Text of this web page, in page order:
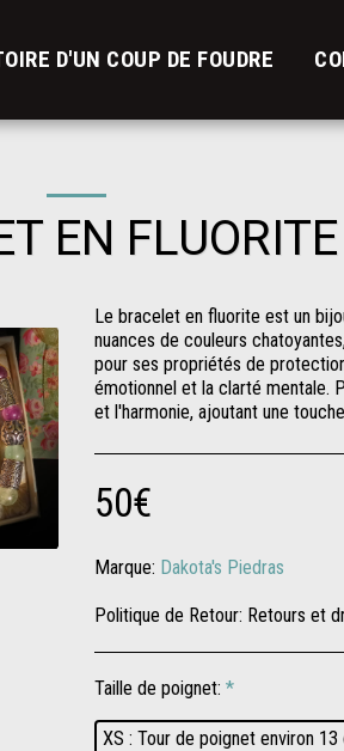
D'UN COUP DE FOUDRE
EN FLUORITE
Le bracelet en fluorite est un
nuances de couleurs
pour ses propriétés de
émotionnel et la clarté mentale.
et l'harmonie, ajoutant une
50€
Marque: Dakota's Piedras
Politique de Retour: Retours et droit de rétractation 4.1 Retours Jusqu&#039;à quatorze (14) jours après la date de livraison (cf. 3.3.3.), Nous vous laissons la possibilité de nous retourner les produits commandés qui ne vous donneraient pas entière satisfaction pour remboursement ou échange. Pour ce faire, vous devez impérativement informer le service client de Dakota&#039;s Piedras par écrit ou par téléphone (voir article 1.1 ci-dessus), de votre décision avant de nous retourner les produits, nous indiquer le motif de votre retour et suivre exactement le processus de retour que nous vous indiquerons. Votre demande de retour n&#039;est effective qu&#039;à partir du moment où Dakota&#039;s Piedras accuse réception par écrit de votre demande de retour. Dans le cas d’un retour pour remboursement, les frais de retour sont à votre charge. A réception de vos produits, nous vérifions qu&#039;ils sont en parfait état, puis nous en accusons réception. Ensuite, nous vous rembourserons le prix correspondant à la valeur des produits au plus tard quatorze (14) jours suivant la date à laquelle votre retour a été accepté par Dakota&#039;s Piedras, ainsi qu&#039;indiqué à l&#039;article 4.3 ci-après. 4.2 Conditions d&#039;acceptation des retours Les retours prévus à l&#039;article 4.1 ci-dessus ne seront acceptés par Dakota&#039;s Piedras et ne donneront lieu à remboursement ou échange que si : (I) le processus de retour décrit sur notre site a été respecté ; (II) les produits nous sont retournés en parfait état, sans avoir été portés. Ainsi, les articles
Taille de poignet: *
XS : Tour de poignet environ